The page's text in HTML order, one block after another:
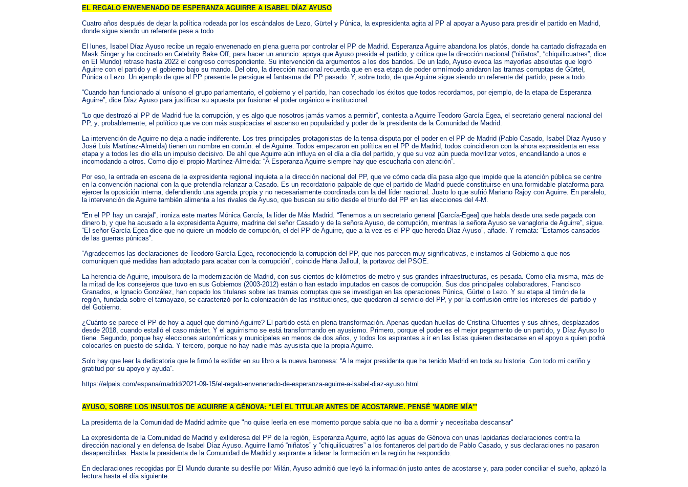
EL REGALO ENVENENADO DE ESPERANZA AGUIRRE A ISABEL DÍAZ AYUSO
Cuatro años después de dejar la política rodeada por los escándalos de Lezo, Gürtel y Púnica, la expresidenta agita al PP al apoyar a Ayuso para presidir el partido en Madrid,
donde sigue siendo un referente pese a todo
El lunes, Isabel Díaz Ayuso recibe un regalo envenenado en plena guerra por controlar el PP de Madrid. Esperanza Aguirre abandona los platós, donde ha cantado disfrazada en
Mask Singer y ha cocinado en Celebrity Bake Off, para hacer un anuncio: apoya que Ayuso presida el partido, y critica que la dirección nacional (”niñatos”, “chiquilicuatres”, dice
en El Mundo) retrase hasta 2022 el congreso correspondiente. Su intervención da argumentos a los dos bandos. De un lado, Ayuso evoca las mayorías absolutas que logró
Aguirre con el partido y el gobierno bajo su mando. Del otro, la dirección nacional recuerda que en esa etapa de poder omnímodo anidaron las tramas corruptas de Gürtel,
Púnica o Lezo. Un ejemplo de que al PP presente le persigue el fantasma del PP pasado. Y, sobre todo, de que Aguirre sigue siendo un referente del partido, pese a todo.
“Cuando han funcionado al unísono el grupo parlamentario, el gobierno y el partido, han cosechado los éxitos que todos recordamos, por ejemplo, de la etapa de Esperanza
Aguirre”, dice Díaz Ayuso para justificar su apuesta por fusionar el poder orgánico e institucional.
“Lo que destrozó al PP de Madrid fue la corrupción, y es algo que nosotros jamás vamos a permitir”, contesta a Aguirre Teodoro García Egea, el secretario general nacional del
PP, y, probablemente, el político que ve con más suspicacias el ascenso en popularidad y poder de la presidenta de la Comunidad de Madrid.
La intervención de Aguirre no deja a nadie indiferente. Los tres principales protagonistas de la tensa disputa por el poder en el PP de Madrid (Pablo Casado, Isabel Díaz Ayuso y
José Luis Martínez-Almeida) tienen un nombre en común: el de Aguirre. Todos empezaron en política en el PP de Madrid, todos coincidieron con la ahora expresidenta en esa
etapa y a todos les dio ella un impulso decisivo. De ahí que Aguirre aún influya en el día a día del partido, y que su voz aún pueda movilizar votos, encandilando a unos e
incomodando a otros. Como dijo el propio Martínez-Almeida: “A Esperanza Aguirre siempre hay que escucharla con atención”.
Por eso, la entrada en escena de la expresidenta regional inquieta a la dirección nacional del PP, que ve cómo cada día pasa algo que impide que la atención pública se centre
en la convención nacional con la que pretendía relanzar a Casado. Es un recordatorio palpable de que el partido de Madrid puede constituirse en una formidable plataforma para
ejercer la oposición interna, defendiendo una agenda propia y no necesariamente coordinada con la del líder nacional. Justo lo que sufrió Mariano Rajoy con Aguirre. En paralelo,
la intervención de Aguirre también alimenta a los rivales de Ayuso, que buscan su sitio desde el triunfo del PP en las elecciones del 4-M.
“En el PP hay un carajal”, ironiza este martes Mónica García, la líder de Más Madrid. “Tenemos a un secretario general [García-Egea] que habla desde una sede pagada con
dinero b, y que ha acusado a la expresidenta Aguirre, madrina del señor Casado y de la señora Ayuso, de corrupción, mientras la señora Ayuso se vanagloria de Aguirre”, sigue.
“El señor García-Egea dice que no quiere un modelo de corrupción, el del PP de Aguirre, que a la vez es el PP que hereda Díaz Ayuso”, añade. Y remata: “Estamos cansados
de las guerras púnicas”.
“Agradecemos las declaraciones de Teodoro García-Egea, reconociendo la corrupción del PP, que nos parecen muy significativas, e instamos al Gobierno a que nos
comuniquen qué medidas han adoptado para acabar con la corrupción”, coincide Hana Jalloul, la portavoz del PSOE.
La herencia de Aguirre, impulsora de la modernización de Madrid, con sus cientos de kilómetros de metro y sus grandes infraestructuras, es pesada. Como ella misma, más de
la mitad de los consejeros que tuvo en sus Gobiernos (2003-2012) están o han estado imputados en casos de corrupción. Sus dos principales colaboradores, Francisco
Granados, e Ignacio González, han copado los titulares sobre las tramas corruptas que se investigan en las operaciones Púnica, Gürtel o Lezo. Y su etapa al timón de la
región, fundada sobre el tamayazo, se caracterizó por la colonización de las instituciones, que quedaron al servicio del PP, y por la confusión entre los intereses del partido y
del Gobierno.
¿Cuánto se parece el PP de hoy a aquel que dominó Aguirre? El partido está en plena transformación. Apenas quedan huellas de Cristina Cifuentes y sus afines, desplazados
desde 2018, cuando estalló el caso máster. Y el aguirrismo se está transformando en ayusismo. Primero, porque el poder es el mejor pegamento de un partido, y Díaz Ayuso lo
tiene. Segundo, porque hay elecciones autonómicas y municipales en menos de dos años, y todos los aspirantes a ir en las listas quieren destacarse en el apoyo a quien podrá
colocarles en puesto de salida. Y tercero, porque no hay nadie más ayusista que la propia Aguirre.
Solo hay que leer la dedicatoria que le firmó la exlíder en su libro a la nueva baronesa: “A la mejor presidenta que ha tenido Madrid en toda su historia. Con todo mi cariño y
gratitud por su apoyo y ayuda”.
https://elpais.com/espana/madrid/2021-09-15/el-regalo-envenenado-de-esperanza-aguirre-a-isabel-diaz-ayuso.html
AYUSO, SOBRE LOS INSULTOS DE AGUIRRE A GÉNOVA: “LEÍ EL TITULAR ANTES DE ACOSTARME. PENSÉ 'MADRE MÍA'"
La presidenta de la Comunidad de Madrid admite que "no quise leerla en ese momento porque sabía que no iba a dormir y necesitaba descansar"
La expresidenta de la Comunidad de Madrid y exlideresa del PP de la región, Esperanza Aguirre, agitó las aguas de Génova con unas lapidarias declaraciones contra la
dirección nacional y en defensa de Isabel Díaz Ayuso. Aguirre llamó “niñatos” y “chiquilicuatres” a los fontaneros del partido de Pablo Casado, y sus declaraciones no pasaron
desapercibidas. Hasta la presidenta de la Comunidad de Madrid y aspirante a liderar la formación en la región ha respondido.
En declaraciones recogidas por El Mundo durante su desfile por Milán, Ayuso admitió que leyó la información justo antes de acostarse y, para poder conciliar el sueño, aplazó la
lectura hasta el día siguiente.